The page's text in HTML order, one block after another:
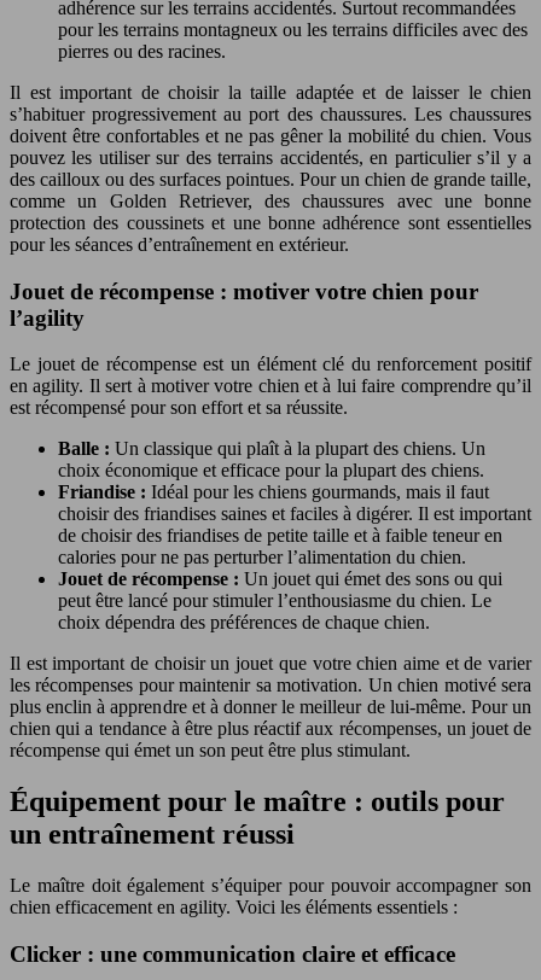
adhérence sur les terrains accidentés. Surtout recommandées
pour les terrains montagneux ou les terrains difficiles avec des
pierres ou des racines.
Il est important de choisir la taille adaptée et de laisser le chien
s’habituer progressivement au port des chaussures. Les chaussures
doivent être confortables et ne pas gêner la mobilité du chien. Vous
pouvez les utiliser sur des terrains accidentés, en particulier s’il y a
des cailloux ou des surfaces pointues. Pour un chien de grande taille,
comme un Golden Retriever, des chaussures avec une bonne
protection des coussinets et une bonne adhérence sont essentielles
pour les séances d’entraînement en extérieur.
Jouet de récompense : motiver votre chien pour
l’agility
Le jouet de récompense est un élément clé du renforcement positif
en agility. Il sert à motiver votre chien et à lui faire comprendre qu’il
est récompensé pour son effort et sa réussite.
Balle : Un classique qui plaît à la plupart des chiens. Un
choix économique et efficace pour la plupart des chiens.
Friandise : Idéal pour les chiens gourmands, mais il faut
choisir des friandises saines et faciles à digérer. Il est important
de choisir des friandises de petite taille et à faible teneur en
calories pour ne pas perturber l’alimentation du chien.
Jouet de récompense : Un jouet qui émet des sons ou qui
peut être lancé pour stimuler l’enthousiasme du chien. Le
choix dépendra des préférences de chaque chien.
Il est important de choisir un jouet que votre chien aime et de varier
les récompenses pour maintenir sa motivation. Un chien motivé sera
plus enclin à apprendre et à donner le meilleur de lui-même. Pour un
chien qui a tendance à être plus réactif aux récompenses, un jouet de
récompense qui émet un son peut être plus stimulant.
Équipement pour le maître : outils pour
un entraînement réussi
Le maître doit également s’équiper pour pouvoir accompagner son
chien efficacement en agility. Voici les éléments essentiels :
Clicker : une communication claire et efficace